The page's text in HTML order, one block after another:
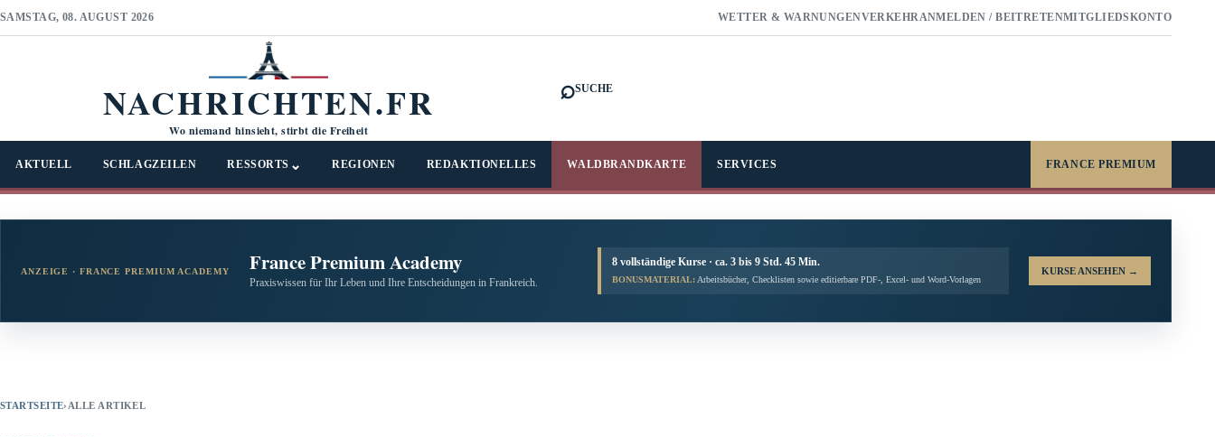
SAMSTAG, 08. AUGUST 2026 WETTER & WARNUNGENVERKEHRANMELDEN / BEITRETENMITGLIEDSKONTO
NACHRICHTEN.FR
Wo niemand hinsieht, stirbt die Freiheit
⌕SUCHE
AKTUELL SCHLAGZEILEN RESSORTS ⌄ REGIONEN REDAKTIONELLES WALDBRANDKARTE SERVICES FRANCE PREMIUM
ANZEIGE · FRANCE PREMIUM ACADEMY France Premium Academy
Praxiswissen für Ihr Leben und Ihre Entscheidungen in Frankreich.
8 vollständige Kurse · ca. 3 bis 9 Std. 45 Min.
BONUSMATERIAL: Arbeitsbücher, Checklisten sowie editierbare PDF-, Excel- und Word-Vorlagen
KURSE ANSEHEN →
STARTSEITE› ALLE ARTIKEL